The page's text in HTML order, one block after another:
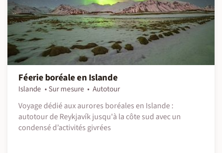
Féerie boréale en Islande
Islande Sur mesure
Autotour
Voyage dédié aux aurores boréales en Islande :
autotour de Reykjavík jusqu'à la côte sud avec un
condensé d’activités givrées